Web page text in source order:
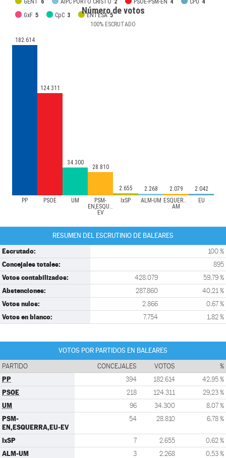
GENT 6 AIPC PORTO CRISTO 2 PSOE-PSM-EN 4 CPU 4
GxF 5 CpC 3 ENTESA 5
Número de votos
100% ESCRUTADO
PP PSOE UM
PSM-
EN,ESQUERRA,EU-
EV
IxSP ALM-UM ESQUERRA-
AM
EU
182.614
124.311
34.300
28.810
2.655 2.268 2.079 2.042
RESUMEN DEL ESCRUTINIO DE BALEARES
Escrutado: 100 %
Concejales totales: 895
Votos contabilizados: 428.079 59,79 %
Abstenciones: 287.860 40,21 %
Votos nulos: 2.866 0,67 %
Votos en blanco: 7.754 1,82 %
VOTOS POR PARTIDOS EN BALEARES
PARTIDO CONCEJALES VOTOS %
PP 394 182.614 42,95 %
PSOE 218 124.311 29,23 %
UM 96 34.300 8,07 %
PSM-
EN,ESQUERRA,EU-EV
54 28.810 6,78 %
IxSP 7 2.655 0,62 %
ALM-UM 3 2.268 0,53 %